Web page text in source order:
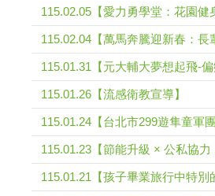
115.02.05【愛力勇學堂：花園健
115.02.04【萬馬奔騰迎新春：長
115.01.31【元大輔大夢想起飛-偏
115.01.26【流感衛教宣導】
115.01.24【台北市299遊隼童軍團
115.01.23【節能升級 × 公私協力
115.01.21【孩子畢業旅行中特別